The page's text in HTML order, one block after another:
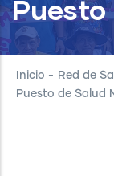
Puesto
Inicio - Red de
Puesto de Salud